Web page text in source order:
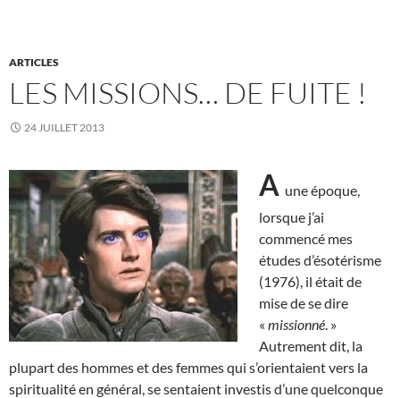
ARTICLES
LES MISSIONS… DE FUITE !
24 JUILLET 2013
A une époque,
lorsque j’ai
commencé mes
études d’ésotérisme
(1976), il était de
mise de se dire
« missionné . »
Autrement dit, la
plupart des hommes et des femmes qui s’orientaient vers la
spiritualité en général, se sentaient investis d’une quelconque